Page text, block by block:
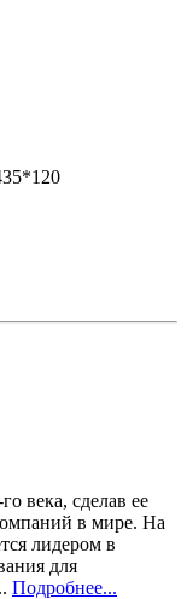
века, сделав ее
в мире. На
лидером в
для
Подробнее...